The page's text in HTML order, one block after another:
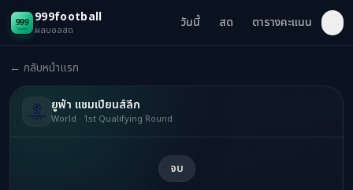
999football
ผลบอลสด วันนี้ สด ตารางคะแนน
← กลับหน้าแรก
ยูฟ่า แชมเปียนส์ลีก
World · 1st Qualifying Round
จบ